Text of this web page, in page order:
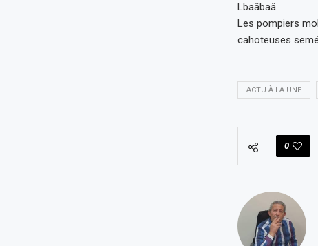
Lbaâbaâ.
Les pompiers
cahoteuses
ACTU À LA UNE
0